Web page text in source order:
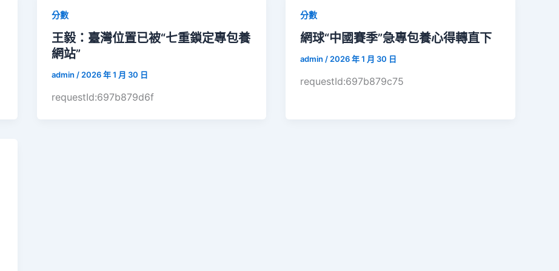
分數
王毅：臺灣位置已被“七重鎖定專包養
網站”
admin / 2026 年 1 月 30 日
requestId:697b879d6f
分數
網球“中國賽季”急專包養心得轉直下
admin / 2026 年 1 月 30 日
requestId:697b879c75